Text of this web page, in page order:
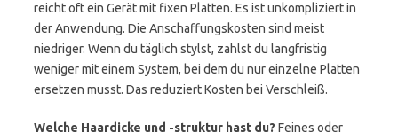
reicht oft ein Gerät mit fixen Platten. Es ist unkompliziert in
der Anwendung. Die Anschaffungskosten sind meist
niedriger. Wenn du täglich stylst, zahlst du langfristig
weniger mit einem System, bei dem du nur einzelne Platten
ersetzen musst. Das reduziert Kosten bei Verschleiß.
Welche Haardicke und -struktur hast du? Feines oder